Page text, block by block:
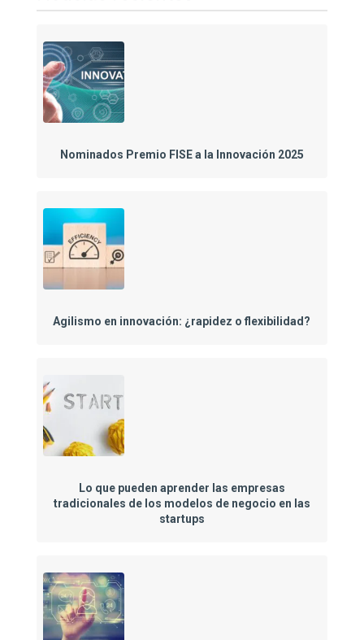
Nominados Premio FISE a la Innovación 2025
Agilismo en innovación: ¿rapidez o flexibilidad?
Lo que pueden aprender las empresas
tradicionales de los modelos de negocio en las
startups